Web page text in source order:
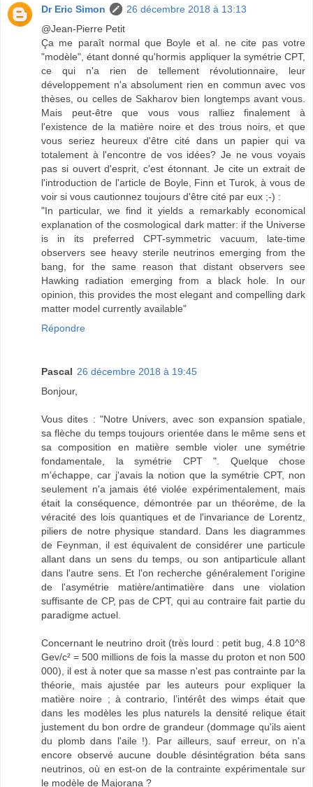
Dr Eric Simon
26 décembre 2018 à 13:13
@Jean-Pierre Petit
Ça me paraît normal que Boyle et al. ne cite pas votre
"modèle", étant donné qu'hormis appliquer la symétrie CPT,
ce qui n'a rien de tellement révolutionnaire, leur
développement n'a absolument rien en commun avec vos
thèses, ou celles de Sakharov bien longtemps avant vous.
Mais peut-être que vous vous ralliez finalement à
l'existence de la matière noire et des trous noirs, et que
vous seriez heureux d'être cité dans un papier qui va
totalement à l'encontre de vos idées? Je ne vous voyais
pas si ouvert d'esprit, c'est étonnant. Je cite un extrait de
l'introduction de l'article de Boyle, Finn et Turok, à vous de
voir si vous cautionnez toujours d'être cité par eux ;-) :
"In particular, we find it yields a remarkably economical
explanation of the cosmological dark matter: if the Universe
is in its preferred CPT-symmetric vacuum, late-time
observers see heavy sterile neutrinos emerging from the
bang, for the same reason that distant observers see
Hawking radiation emerging from a black hole. In our
opinion, this provides the most elegant and compelling dark
matter model currently available"
Répondre
Pascal 26 décembre 2018 à 19:45
Bonjour,
Vous dites : "Notre Univers, avec son expansion spatiale,
sa flèche du temps toujours orientée dans le même sens et
sa composition en matière semble violer une symétrie
fondamentale, la symétrie CPT ". Quelque chose
m'échappe, car j'avais la notion que la symétrie CPT, non
seulement n'a jamais été violée expérimentalement, mais
était la conséquence, démontrée par un théorème, de la
véracité des lois quantiques et de l'invariance de Lorentz,
piliers de notre physique standard. Dans les diagrammes
de Feynman, il est équivalent de considérer une particule
allant dans un sens du temps, ou son antiparticule allant
dans l'autre sens. Et l'on recherche généralement l'origine
de l'asymétrie matière/antimatière dans une violation
suffisante de CP, pas de CPT, qui au contraire fait partie du
paradigme actuel.
Concernant le neutrino droit (très lourd : petit bug, 4.8 10^8
Gev/c² = 500 millions de fois la masse du proton et non 500
000), il est à noter que sa masse n'est pas contrainte par la
théorie, mais ajustée par les auteurs pour expliquer la
matière noire ; à contrario, l’intérêt des wimps était que
dans les modèles les plus naturels la densité relique était
justement du bon ordre de grandeur (dommage qu'ils aient
du plomb dans l'aile !). Par ailleurs, sauf erreur, on n'a
encore observé aucune double désintégration béta sans
neutrinos, où en est-on de la contrainte expérimentale sur
le modèle de Majorana ?